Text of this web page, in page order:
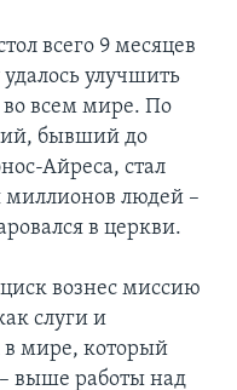
всего 9 месяцев
улучшить
всем мире. По
бывший до
Айреса, стал
миллионов людей –
в церкви.
вознес миссию
слуги и
мире, который
выше работы над